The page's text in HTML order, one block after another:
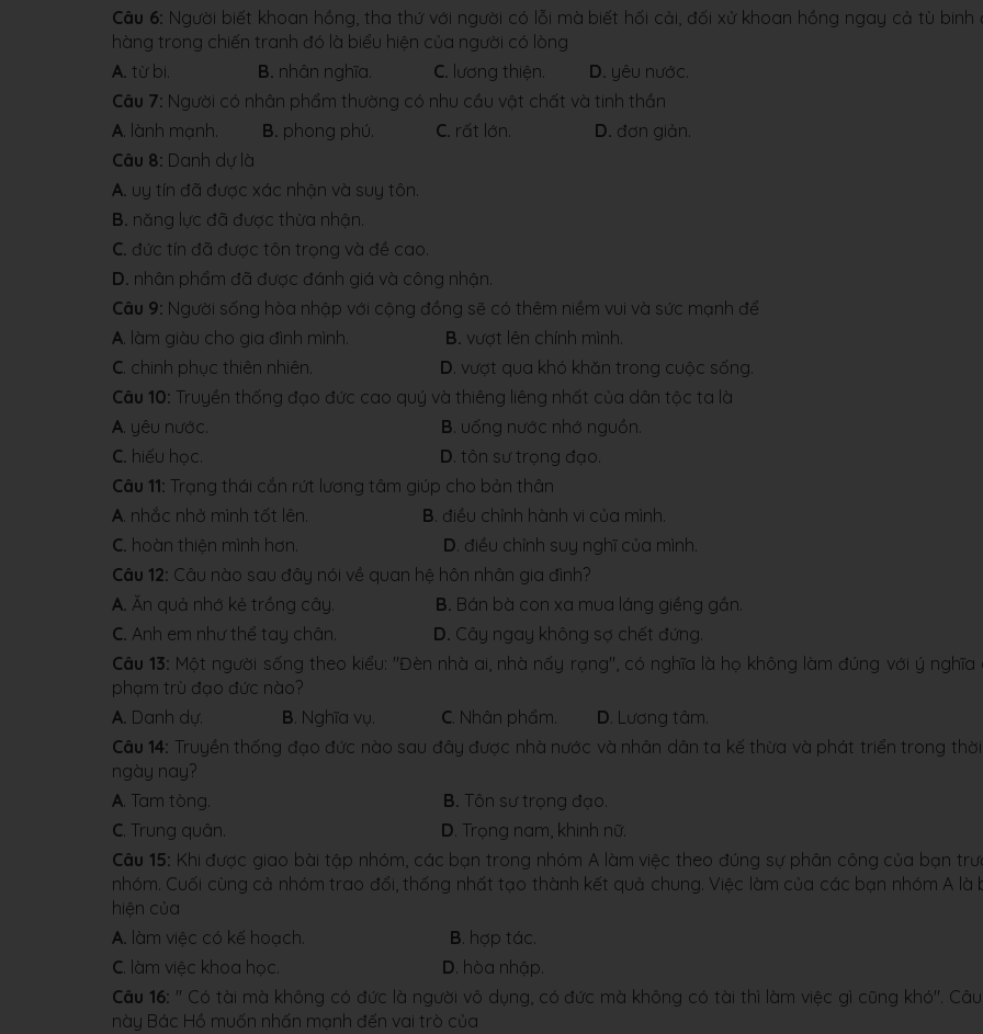
Câu 6: Người biết khoan hồng, tha thứ với người có lỗi mà biết hối cải, đối xử khoan hồng ngay cả tù binh
hàng trong chiến tranh đó là biểu hiện của người có lòng
A. từ bi. B. nhân nghĩa. C. lương thiện. D. yêu nước.
Câu 7: Người có nhân phẩm thường có nhu cầu vật chất và tinh thần
A. lành mạnh. B. phong phú. C. rất lớn. D. đơn giản.
Câu 8: Danh dự là
A. uy tín đã được xác nhận và suy tôn.
B. năng lực đã được thừa nhận.
C. đức tín đã được tôn trọng và đề cao.
D. nhân phẩm đã được đánh giá và công nhận.
Câu 9: Người sống hòa nhập với cộng đồng sẽ có thêm niềm vui và sức mạnh để
A. làm giàu cho gia đình mình. B. vượt lên chính mình.
C. chinh phục thiên nhiên. D. vượt qua khó khăn trong cuộc sống.
Câu 10: Truyền thống đạo đức cao quý và thiêng liêng nhất của dân tộc ta là
A. yêu nước. B. uống nước nhớ nguồn.
C. hiếu học. D. tôn sư trọng đạo.
Câu 11: Trạng thái cắn rứt lương tâm giúp cho bản thân
A. nhắc nhở mình tốt lên. B. điều chỉnh hành vi của mình.
C. hoàn thiện mình hơn. D. điều chỉnh suy nghĩ của mình.
Câu 12: Câu nào sau đây nói về quan hệ hôn nhân gia đình?
A. Ăn quả nhớ kẻ trồng cây. B. Bán bà con xa mua láng giềng gần.
C. Anh em như thể tay chân. D. Cây ngay không sợ chết đứng.
Câu 13: Một người sống theo kiểu: "Đèn nhà ai, nhà nấy rạng", có nghĩa là họ không làm đúng với ý nghĩa
phạm trù đạo đức nào?
A. Danh dự. B. Nghĩa vụ. C. Nhân phẩm. D. Lương tâm.
Câu 14: Truyền thống đạo đức nào sau đây được nhà nước và nhân dân ta kế thừa và phát triển trong
ngày nay?
A. Tam tòng. B. Tôn sư trọng đạo.
C. Trung quân. D. Trọng nam, khinh nữ.
Câu 15: Khi được giao bài tập nhóm, các bạn trong nhóm A làm việc theo đúng sự phân công của bạn
nhóm. Cuối cùng cả nhóm trao đổi, thống nhất tạo thành kết quả chung. Việc làm của các bạn nhóm A là
hiện của
A. làm việc có kế hoạch. B. hợp tác.
C. làm việc khoa học. D. hòa nhập.
Câu 16: " Có tài mà không có đức là người vô dụng, có đức mà không có tài thì làm việc gì cũng khó".
này Bác Hồ muốn nhấn mạnh đến vai trò của